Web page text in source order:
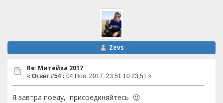
Zevs
Re: Митейка 2017
« Ответ #54 : 04 Ноя. 2017, 23:51:10 23:51 »
Я завтра поеду, присоединяйтесь 😉